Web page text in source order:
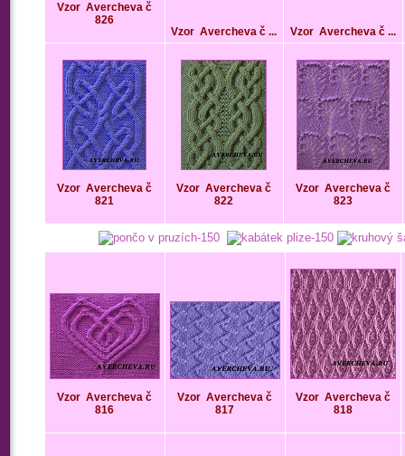
Vzor Avercheva č
826
Vzor Avercheva č ... Vzor Avercheva č ...
Vzor Avercheva č
821
Vzor Avercheva č
822
Vzor Avercheva č
823
Vzor Avercheva č
816
Vzor Avercheva č
817
Vzor Avercheva č
818